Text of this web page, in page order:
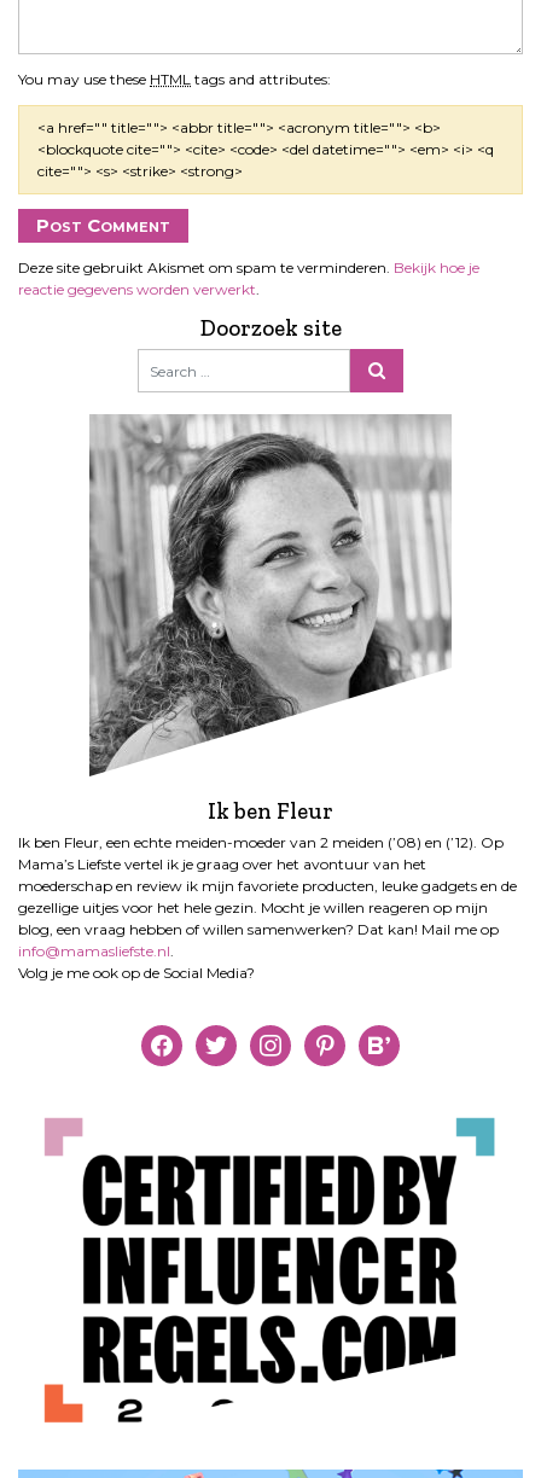
You may use these HTML tags and attributes:
<a href="" title=""> <abbr title=""> <acronym title=""> <b>
<blockquote cite=""> <cite> <code> <del datetime=""> <em> <i> <q
cite=""> <s> <strike> <strong>
Deze site gebruikt Akismet om spam te verminderen. Bekijk hoe je
reactie gegevens worden verwerkt.
Doorzoek site
Ik ben Fleur
Ik ben Fleur, een echte meiden-moeder van 2 meiden (’08) en (’12). Op
Mama’s Liefste vertel ik je graag over het avontuur van het
moederschap en review ik mijn favoriete producten, leuke gadgets en de
gezellige uitjes voor het hele gezin. Mocht je willen reageren op mijn
blog, een vraag hebben of willen samenwerken? Dat kan! Mail me op
info@mamasliefste.nl.
Volg je me ook op de Social Media?
facebooktwitter instagrampinterestbloglovin